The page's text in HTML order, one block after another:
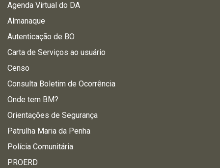
Agenda Virtual do DA
Almanaque
Autenticação de BO
Carta de Serviços ao usuário
Censo
Consulta Boletim de Ocorrência
Onde tem BM?
Orientações de Segurança
Patrulha Maria da Penha
Polícia Comunitária
PROERD